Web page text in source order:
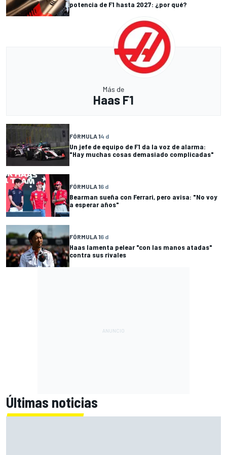
potencia de F1 hasta 2027: ¿por qué?
Más de
Haas F1
FÓRMULA 14 d
Un jefe de equipo de F1 da la voz de alarma:
"Hay muchas cosas demasiado complicadas"
FÓRMULA 16 d
Bearman sueña con Ferrari, pero avisa: "No voy
a esperar años"
FÓRMULA 16 d
Haas lamenta pelear "con las manos atadas"
contra sus rivales
Últimas noticias